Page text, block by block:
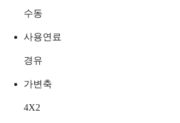
수동
사용연료
경유
가변축
4X2